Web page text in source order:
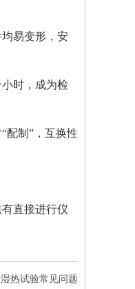
易变形，安
时，成为检
配制”，互换性
直接进行仪
热试验常见问题